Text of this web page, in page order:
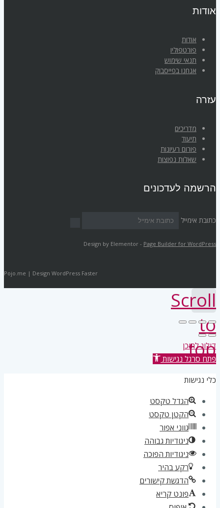
אודות
אודות
פורטפוליו
תנאי שימוש
אנחנו בפייסבוק
עזרה
מדריכים
תיעוד
פורום רעיונות
שאלות נפוצות
הרשמה לעדכונים
כתובת אימייל
Design by Elementor - Page Builder for WordPress
Pojo.me | Design WordPress Faster
Scroll
to
top
דילוג לתוכן
פתח סרגל נגישות
כלי נגישות
הגדל טקסט
הקטן טקסט
גווני אפור
ניגודיות גבוהה
ניגודיות הפוכה
רקע בהיר
הדגשת קישורים
פונט קריא